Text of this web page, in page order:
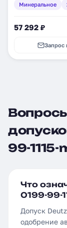
Минеральное
57 292 ₽
Запрос
99-
Что
0199-99-
Допуск
одобрение